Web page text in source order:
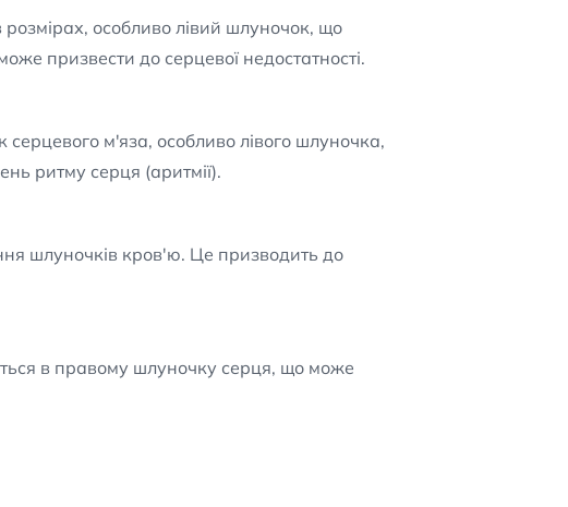
особливо лівий шлуночок, що
призвести до серцевої недостатності.
серцевого м'яза, особливо лівого шлуночка,
ритму серця (аритмії).
шлуночків кров'ю. Це призводить до
в правому шлуночку серця, що може